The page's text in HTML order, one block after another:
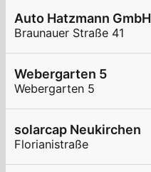
Auto Hatzmann GmbH
Braunauer Straße 41
Webergarten 5
Webergarten 5
solarcap Neukirchen
Florianistraße